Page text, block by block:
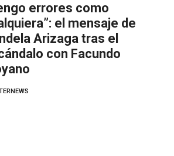
errores como
el mensaje de
Arizaga tras el
con Facundo